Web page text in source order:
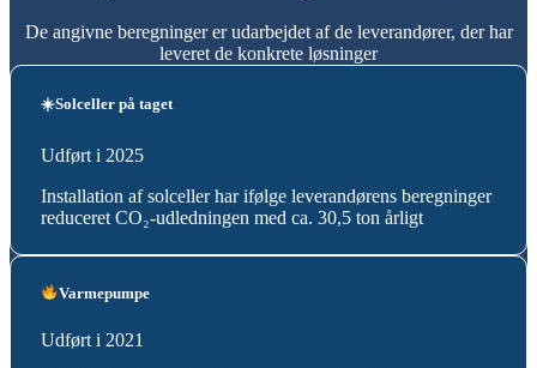
De angivne beregninger er udarbejdet af de leverandører, der har
leveret de konkrete løsninger
☀️Solceller på taget
Udført i 2025
Installation af solceller har ifølge leverandørens beregninger
reduceret CO₂-udledningen med ca. 30,5 ton årligt
Varmepumpe
Udført i 2021